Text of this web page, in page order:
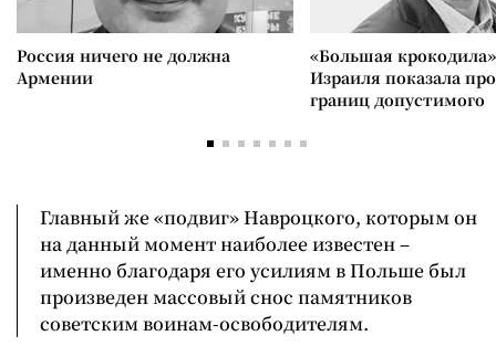
Россия ничего не должна
Армении
«Большая
Израиля показала
границ допустимого
Главный же «подвиг» Навроцкого, которым он
на данный момент наиболее известен –
именно благодаря его усилиям в Польше был
произведен массовый снос памятников
советским воинам-освободителям.